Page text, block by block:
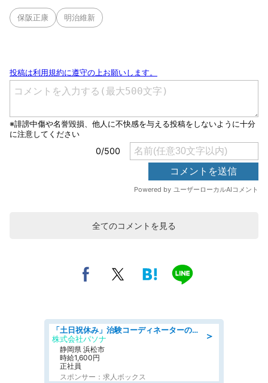
保阪正康 明治維新
全てのコメントを見る
＞
「土日祝休み」治験コーディネーターのお仕事/未経験OK
株式会社パソナ
静岡県 浜松市
時給1,600円
正社員
スポンサー：求人ボックス